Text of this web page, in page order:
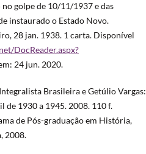
golpe de 10/11/1937 e das
instaurado o Estado Novo.
28 jan. 1938. 1 carta. Disponível
DocReader.aspx?
24 jun. 2020.
Brasileira e Getúlio Vargas:
1930 a 1945. 2008. 110 f.
de Pós-graduação em História,
2008.